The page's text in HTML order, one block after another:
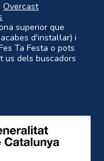
Overcast
superior que
d'instal·lar) i
Ta Festa o pots
us dels buscadors